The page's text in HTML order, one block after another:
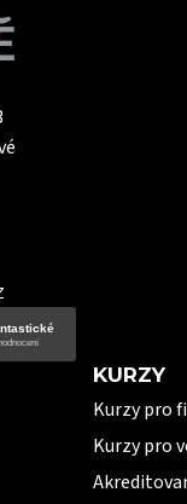
KURZY
Kurzy pro
Kurzy pro